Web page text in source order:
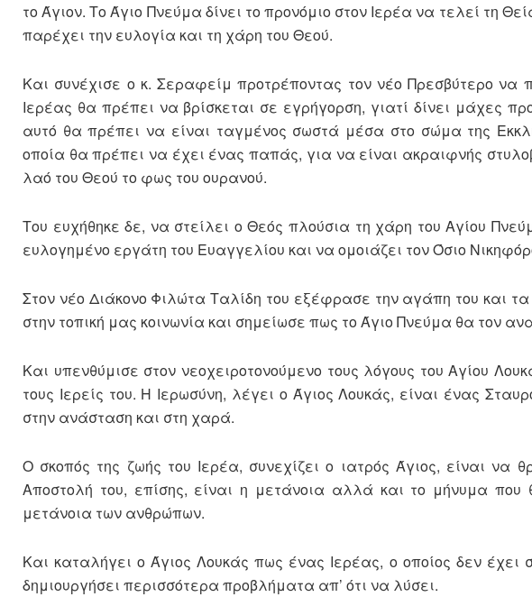
το Άγιον. Το Άγιο Πνεύμα δίνει το προνόμιο στον Ιερέα να τελεί τη
παρέχει την ευλογία και τη χάρη του Θεού.
Και συνέχισε ο κ. Σεραφείμ προτρέποντας τον νέο Πρεσβύτερο να
Ιερέας θα πρέπει να βρίσκεται σε εγρήγορση, γιατί δίνει μάχες
αυτό θα πρέπει να είναι ταγμένος σωστά μέσα στο σώμα της
οποία θα πρέπει να έχει ένας παπάς, για να είναι ακραιφνής
λαό του Θεού το φως του ουρανού.
Του ευχήθηκε δε, να στείλει ο Θεός πλούσια τη χάρη του Αγίου
ευλογημένο εργάτη του Ευαγγελίου και να ομοιάζει τον Όσιο
Στον νέο Διάκονο Φιλώτα Ταλίδη του εξέφρασε την αγάπη του και
στην τοπική μας κοινωνία και σημείωσε πως το Άγιο Πνεύμα θα τον
Και υπενθύμισε στον νεοχειροτονούμενο τους λόγους του Αγίου
τους Ιερείς του. Η Ιερωσύνη, λέγει ο Άγιος Λουκάς, είναι ένας
στην ανάσταση και στη χαρά.
Ο σκοπός της ζωής του Ιερέα, συνεχίζει ο ιατρός Άγιος, είναι
Αποστολή του, επίσης, είναι η μετάνοια αλλά και το μήνυμα
μετάνοια των ανθρώπων.
Και καταλήγει ο Άγιος Λουκάς πως ένας Ιερέας, ο οποίος δεν έχει
δημιουργήσει περισσότερα προβλήματα απ’ ότι να λύσει.